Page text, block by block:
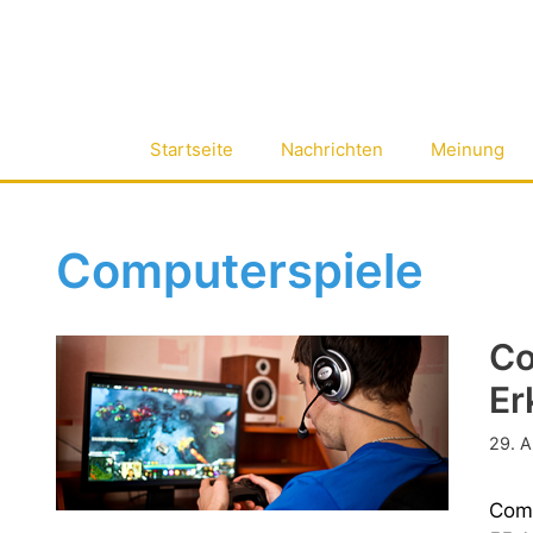
Startseite Nachrichten Meinung
Computerspiele
29.